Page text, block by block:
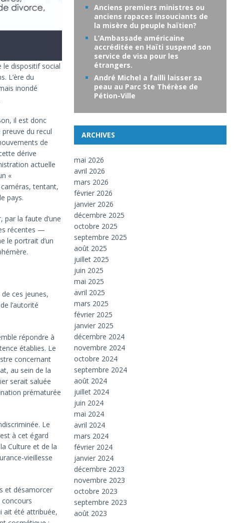
le dispositif social
L’ère du
inondé
il est donc
du recul
de
dérive
actuelle
«
tentant,
pays.
la faute d’une
récentes —
le portrait d’un
ces jeunes,
l’autorité
répondre à
établies. Le
concernant
au sein de la
serait saluée
prématurée
Le
à cet égard
Culture et de la
vieillesse
et désamorcer
concours
ait été attribuée,
Anciens premiers ministres ou
anciens rapaces insouciants de
la misère du peuple haïtien?
L’Ambassade américaine
accréditée en Haïti suspend son
service de visa pour les
étrangers.
André Michel a failli laisser sa
peau au Parc Ste Thérèse de
Pétion-Ville
ARCHIVES
mai 2026
avril 2026
mars 2026
février 2026
janvier 2026
décembre 2025
octobre 2025
septembre 2025
août 2025
juillet 2025
juin 2025
mai 2025
avril 2025
mars 2025
février 2025
janvier 2025
décembre 2024
novembre 2024
octobre 2024
septembre 2024
août 2024
juillet 2024
juin 2024
mai 2024
avril 2024
mars 2024
février 2024
janvier 2024
décembre 2023
novembre 2023
octobre 2023
septembre 2023
août 2023